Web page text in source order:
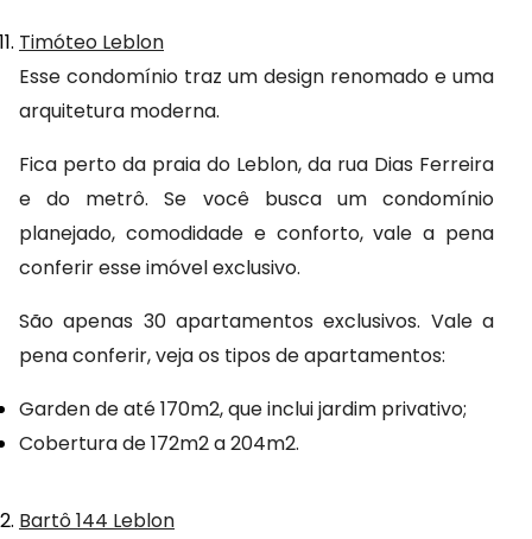
Timóteo Leblon
Esse condomínio traz um design renomado e uma
arquitetura moderna.
Fica perto da praia do Leblon, da rua Dias Ferreira
e do metrô. Se você busca um condomínio
planejado, comodidade e conforto, vale a pena
conferir esse imóvel exclusivo.
São apenas 30 apartamentos exclusivos. Vale a
pena conferir, veja os tipos de apartamentos:
Garden de até 170m2, que inclui jardim privativo;
Cobertura de 172m2 a 204m2.
Bartô 144 Leblon